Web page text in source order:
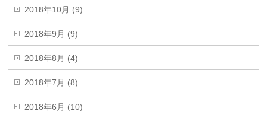
2018年10月 (9)
2018年9月 (9)
2018年8月 (4)
2018年7月 (8)
2018年6月 (10)